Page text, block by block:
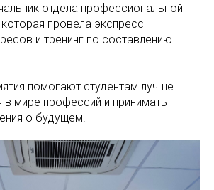
отдела профессиональной
провела экспресс
и тренинг по составлению
помогают студентам лучше
в мире профессий и принимать
о будущем!